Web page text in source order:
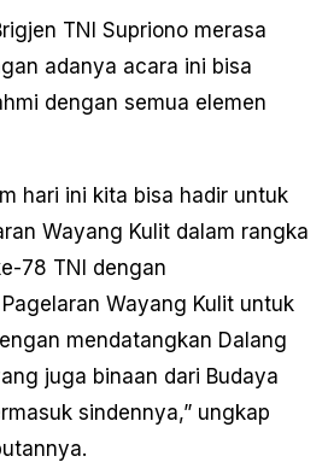
TNI Supriono merasa
adanya acara ini bisa
dengan semua elemen
hari ini kita bisa hadir untuk
Wayang Kulit dalam rangka
78 TNI dengan
Wayang Kulit untuk
mendatangkan Dalang
juga binaan dari Budaya
sindennya,” ungkap